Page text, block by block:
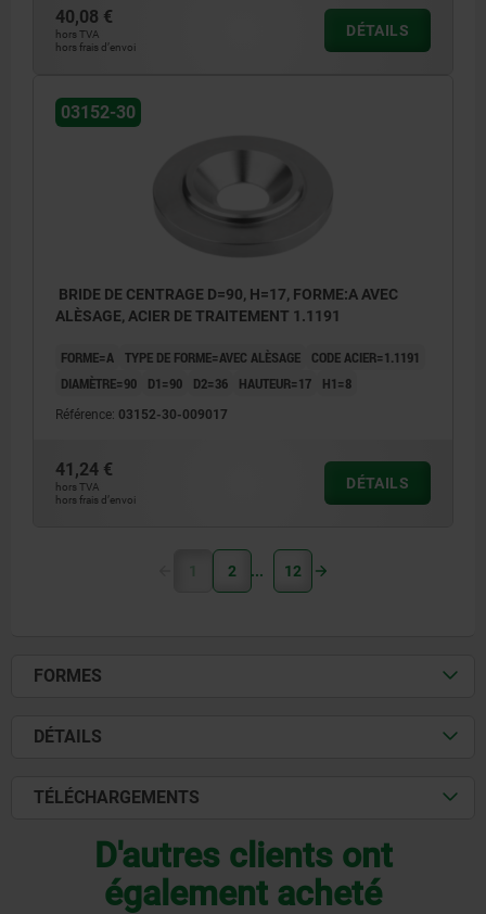
40,08 €
hors TVA
hors frais d’envoi
DÉTAILS
03152-30
BRIDE DE CENTRAGE D=90, H=17, FORME:A AVEC
ALÈSAGE, ACIER DE TRAITEMENT 1.1191
FORME=A TYPE DE FORME=AVEC ALÈSAGE
CODE ACIER=1.1191
DIAMÈTRE=90
D1=90 D2=36 HAUTEUR=17 H1=8
Référence: 03152-30-009017
41,24 €
hors TVA
hors frais d’envoi
DÉTAILS
1 2 12
FORMES
DÉTAILS
TÉLÉCHARGEMENTS
D'autres clients ont
également acheté